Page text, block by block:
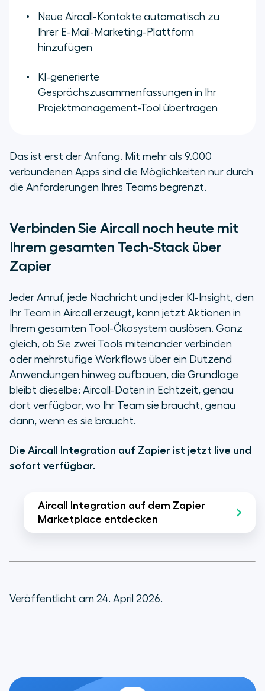
Neue Aircall-Kontakte automatisch zu
Ihrer E-Mail-Marketing-Plattform
hinzufügen
KI-generierte
Gesprächszusammenfassungen in Ihr
Projektmanagement-Tool übertragen
Das ist erst der Anfang. Mit mehr als 9.000
verbundenen Apps sind die Möglichkeiten nur durch
die Anforderungen Ihres Teams begrenzt.
Verbinden Sie Aircall noch heute mit
Ihrem gesamten Tech-Stack über
Zapier
Jeder Anruf, jede Nachricht und jeder KI-Insight, den
Ihr Team in Aircall erzeugt, kann jetzt Aktionen in
Ihrem gesamten Tool-Ökosystem auslösen. Ganz
gleich, ob Sie zwei Tools miteinander verbinden
oder mehrstufige Workflows über ein Dutzend
Anwendungen hinweg aufbauen, die Grundlage
bleibt dieselbe: Aircall-Daten in Echtzeit, genau
dort verfügbar, wo Ihr Team sie braucht, genau
dann, wenn es sie braucht.
Die Aircall Integration auf Zapier ist jetzt live und
sofort verfügbar.
Aircall Integration auf dem Zapier
Marketplace entdecken
Veröffentlicht am 24. April 2026.